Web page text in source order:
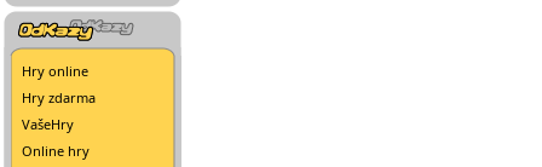
Hry online
Hry zdarma
VašeHry
Online hry